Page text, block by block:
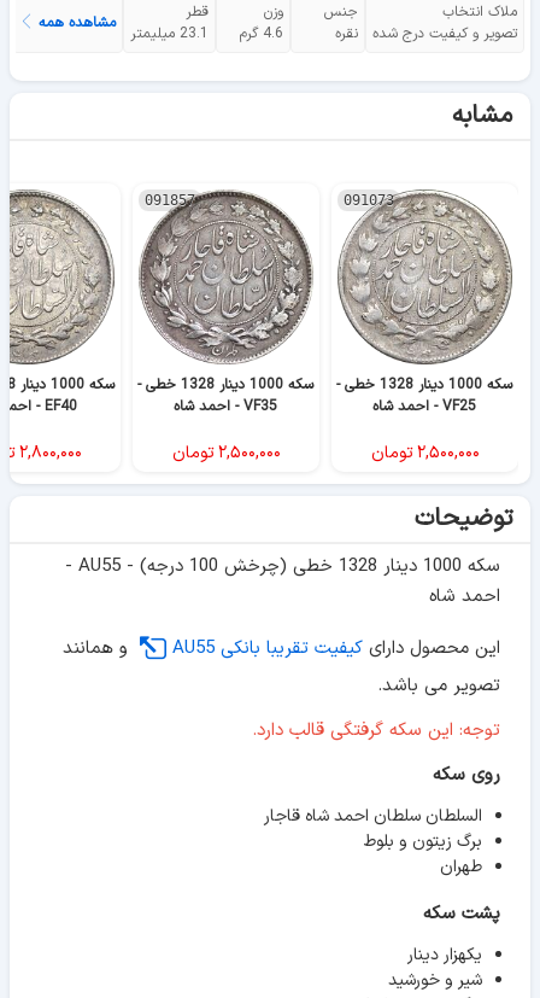
ملاک انتخاب
تصویر و کیفیت درج شده
جنس
نقره
وزن
4.6 گرم
قطر
23.1 میلیمتر
مشاهده همه
مشابه
091073
سکه 1000 دینار 1328 خطی -
VF25 - احمد شاه
۲,۵۰۰,۰۰۰تومان
091857
سکه 1000 دینار 1328 خطی -
VF35 - احمد شاه
۲,۵۰۰,۰۰۰تومان
EF40 - احمد شاه
۲,۸۰۰,۰۰۰
توضیحات
سکه 1000 دینار 1328 خطی (چرخش 100 درجه) - AU55 -
احمد شاه
این محصول دارای کیفیت تقریبا بانکی AU55
و همانند
تصویر می باشد.
توجه: این سکه گرفتگی قالب دارد.
روی سکه
السلطان سلطان احمد شاه قاجار
برگ زیتون و بلوط
طهران
پشت سکه
یکهزار دینار
شیر و خورشید